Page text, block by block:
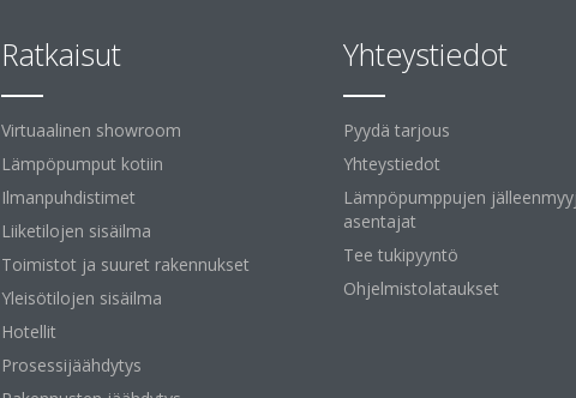
Ratkaisut
Virtuaalinen showroom
Lämpöpumput kotiin
Ilmanpuhdistimet
Liiketilojen sisäilma
Toimistot ja suuret rakennukset
Yleisötilojen sisäilma
Hotellit
Prosessijäähdytys
Yhteystiedot
Pyydä tarjous
Yhteystiedot
Lämpöpumppujen
asentajat
Tee tukipyyntö
Ohjelmistolataukset